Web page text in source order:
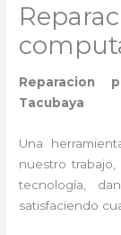
Reparacion
Tacubaya
Una
nuestro
tecnología,
satisfaciendo